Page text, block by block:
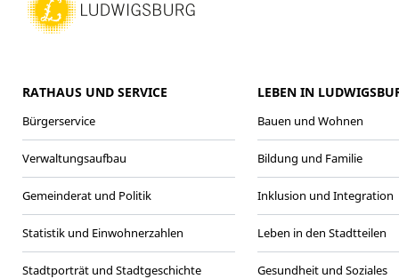
RATHAUS UND SERVICE
Bürgerservice
Verwaltungsaufbau
Gemeinderat und Politik
Statistik und Einwohnerzahlen
Stadtporträt und Stadtgeschichte
LEBEN IN
Bauen und Wohnen
Bildung und Familie
Inklusion und Integration
Leben in den Stadtteilen
Gesundheit und Soziales